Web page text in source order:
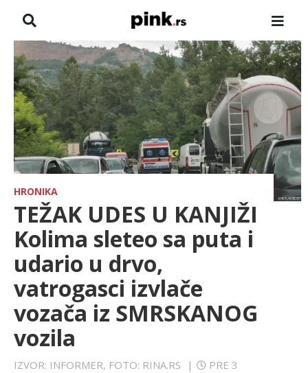
NASLOVNA
VESTI
ZADRUGA
SHOWBIZ
HRONIKA
FARMERI
SPORT
LIFESTYLE
EXTRA
HRONIKA
TEŽAK UDES U KANJIŽI
Kolima sleteo sa puta i
udario u drvo,
vatrogasci izvlače
vozača iz SMRSKANOG
vozila
IZVOR: INFORMER, FOTO: RINA.RS |
PRE 3